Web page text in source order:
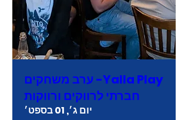
Yalla Play- ערב משחקים
חברתי לרווקים ורווקות
יום ג׳, 01 בספט׳